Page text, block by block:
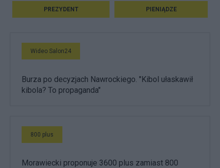
PREZYDENT PIENIĄDZE
Wideo Salon24
Burza po decyzjach Nawrockiego. "Kibol ułaskawił
kibola? To propaganda"
800 plus
Morawiecki proponuje 3600 plus zamiast 800